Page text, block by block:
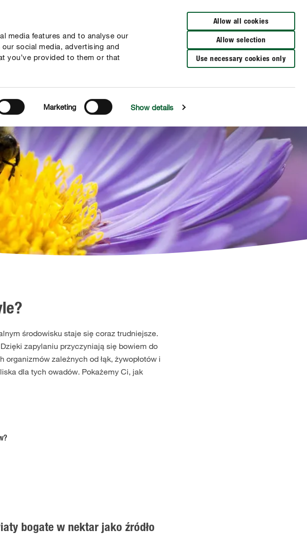
media features and to analyse our
social media, advertising and
you’ve provided to them or that
Marketing Show details
Allow all cookies
Allow selection
Use necessary cookies only
O nas
środowisku staje się coraz trudniejsze.
zapylaniu przyczyniają się bowiem do
zależnych od łąk, żywopłotów i
dla tych owadów. Pokażemy Ci, jak
bogate w nektar jako źródło